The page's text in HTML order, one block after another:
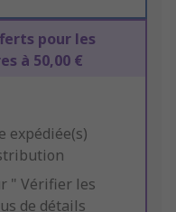
pour les
à 50,00 €
expédiée(s)
" Vérifier les
de détails